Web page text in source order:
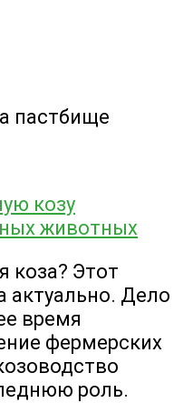
козу
животных
коза? Этот
актуально. Дело
время
фермерских
роль.